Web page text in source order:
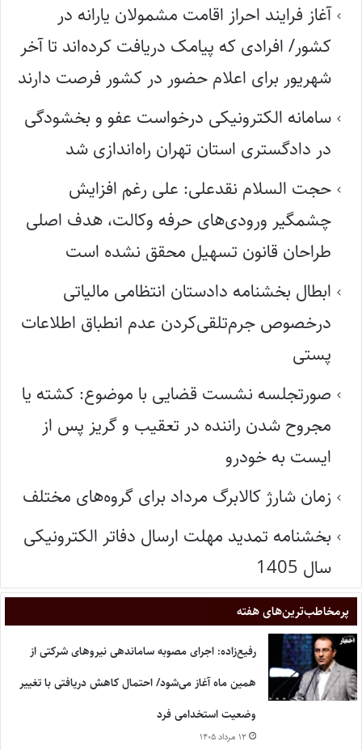
آغاز فرایند احراز اقامت مشمولان یارانه در
کشور/ افرادی که پیامک دریافت کرده‌اند تا آخر
شهریور برای اعلام حضور در کشور فرصت دارند
سامانه الکترونیکی درخواست عفو و بخشودگی
در دادگستری استان تهران راه‌اندازی شد
حجت السلام نقدعلی: علی رغم افزایش
چشمگیر ورودی‌های حرفه وکالت، هدف اصلی
طراحان قانون تسهیل محقق نشده است
ابطال بخشنامه دادستان انتظامی مالیاتی
درخصوص جرم‌تلقی‌کردن عدم انطباق اطلاعات
پستی
صورتجلسه نشست قضایی با موضوع: کشته یا
مجروح شدن راننده در تعقیب و گریز پس از
ایست به خودرو
زمان شارژ کالابرگ مرداد برای گروه‌های مختلف
بخشنامه تمدید مهلت ارسال دفاتر الکترونیکی
سال 1405
پر‌مخاطب‌ترین‌های هفته
رفیع‌زاده: اجرای مصوبه ساماندهی نیروهای شرکتی از
همین ماه آغاز می‌شود/ احتمال کاهش دریافتی با تغییر
وضعیت استخدامی فرد
۱۲ مرداد ۱۴۰۵